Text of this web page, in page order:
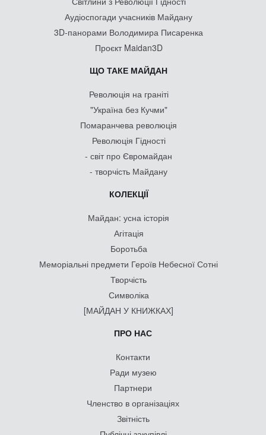
Аудіоспогади учасників Майдану
3D-панорами Володимира Писаренка
Проєкт Maidan3D
ЩО ТАКЕ МАЙДАН
Революція на граніті
"Україна без Кучми"
Помаранчева революція
Революція Гідності
- світ про Євромайдан
- творчість Майдану
КОЛЕКЦІЇ
Майдан: усна історія
Агітація
Боротьба
Меморіальні предмети Героїв Небесної Сотні
Творчість
Символіка
[МАЙДАН У КНИЖКАХ]
ПРО НАС
Контакти
Ради музею
Партнери
Членство в організаціях
Звітність